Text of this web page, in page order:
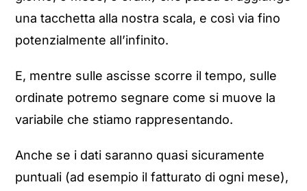
una tacchetta alla nostra scala, e così via fino
potenzialmente all’infinito.
E, mentre sulle ascisse scorre il tempo, sulle
ordinate potremo segnare come si muove la
variabile che stiamo rappresentando.
Anche se i dati saranno quasi sicuramente
puntuali (ad esempio il fatturato di ogni mese),